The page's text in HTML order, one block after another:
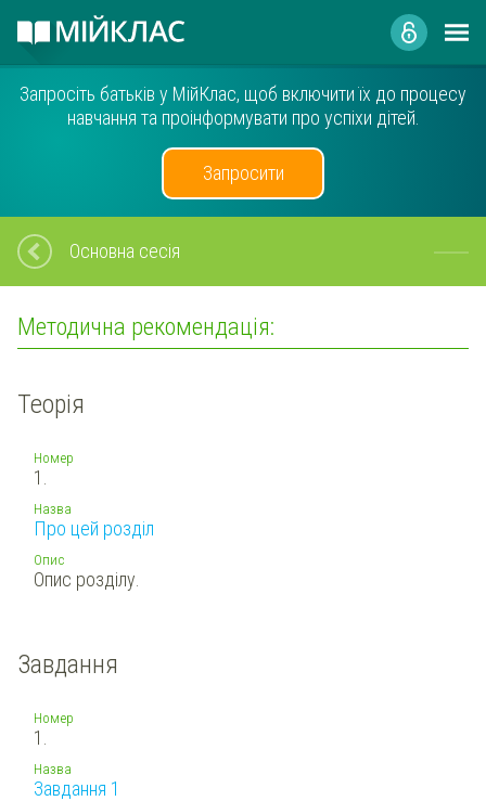
Запросіть батьків у МійКлас, щоб включити їх до процесу
навчання та проінформувати про успіхи дітей.
Запросити
Основна сесія
Методична рекомендація:
Теорія
Номер
1.
Назва
Про цей розділ
Опис
Опис розділу.
Завдання
Номер
1.
Назва
Завдання 1